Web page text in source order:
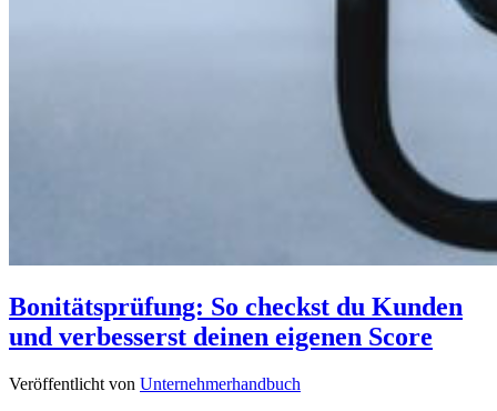
Bonitätsprüfung: So checkst du Kunden
und verbesserst deinen eigenen Score
Veröffentlicht von Unternehmerhandbuch